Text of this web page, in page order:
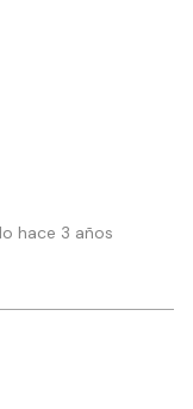
hace 3 años